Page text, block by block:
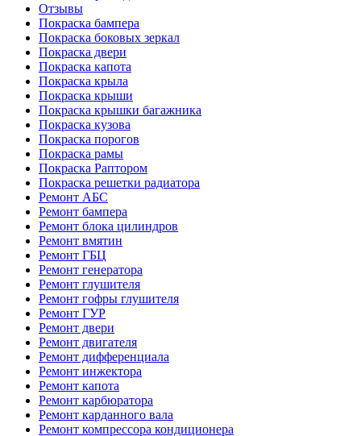
Отзывы
Покраска бампера
Покраска боковых зеркал
Покраска двери
Покраска капота
Покраска крыла
Покраска крыши
Покраска крышки багажника
Покраска кузова
Покраска порогов
Покраска рамы
Покраска Раптором
Покраска решетки радиатора
Ремонт АБС
Ремонт бампера
Ремонт блока цилиндров
Ремонт вмятин
Ремонт ГБЦ
Ремонт генератора
Ремонт глушителя
Ремонт гофры глушителя
Ремонт ГУР
Ремонт двери
Ремонт двигателя
Ремонт дифференциала
Ремонт инжектора
Ремонт капота
Ремонт карбюратора
Ремонт карданного вала
Ремонт компрессора кондиционера